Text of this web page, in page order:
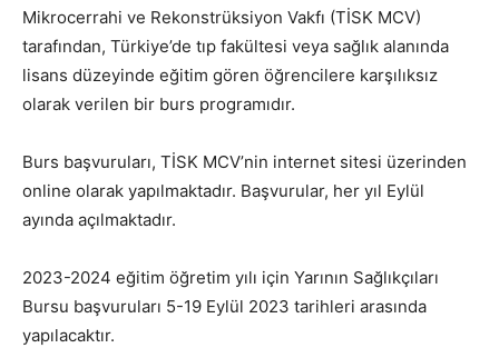
Mikrocerrahi ve Rekonstrüksiyon Vakfı (TİSK MCV)
tarafından, Türkiye’de tıp fakültesi veya sağlık alanında
lisans düzeyinde eğitim gören öğrencilere karşılıksız
olarak verilen bir burs programıdır.
Burs başvuruları, TİSK MCV’nin internet sitesi üzerinden
online olarak yapılmaktadır. Başvurular, her yıl Eylül
ayında açılmaktadır.
2023-2024 eğitim öğretim yılı için Yarının Sağlıkçıları
Bursu başvuruları 5-19 Eylül 2023 tarihleri arasında
yapılacaktır.